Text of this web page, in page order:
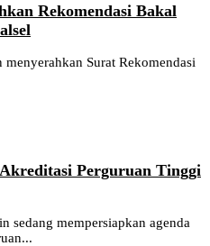
Rekomendasi Bakal
Surat Rekomendasi
Perguruan Tinggi
mempersiapkan agenda